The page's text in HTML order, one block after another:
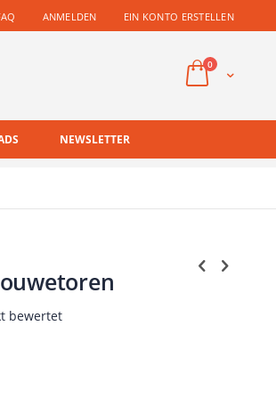
ANMELDEN EIN KONTO ERSTELLEN
Cart
0Artikel
NEWSLETTER
bewertet